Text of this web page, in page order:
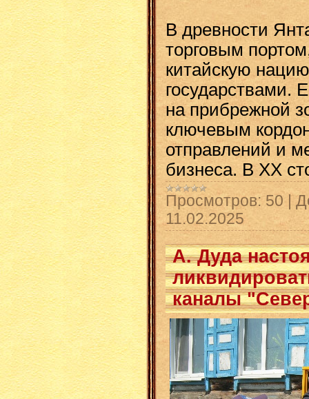
В древности
торговым
китайскую
государствами.
на прибрежной
ключевым
отправлений и
бизнеса. В XX
Просмотров: 50 |
11.02.2025
А. Дуда
каналы